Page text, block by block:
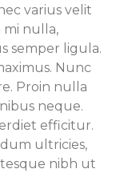
varius velit
mi nulla,
semper ligula.
Nunc
Proin nulla
neque.
efficitur.
ultricies,
nibh ut